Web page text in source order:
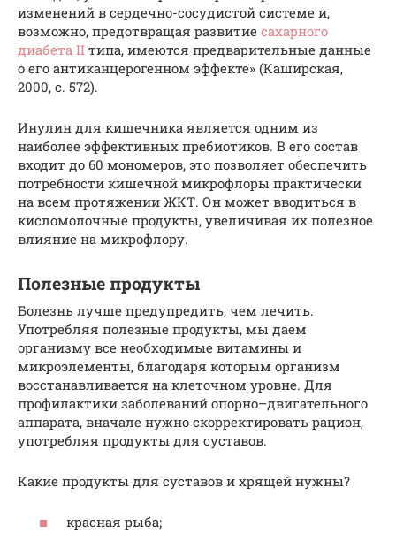
изменений в сердечно-сосудистой системе и,
возможно, предотвращая развитие сахарного
диабета II типа, имеются предварительные данные
о его антиканцерогенном эффекте» (Каширская,
2000, с. 572).
Инулин для кишечника является одним из
наиболее эффективных пребиотиков. В его состав
входит до 60 мономеров, это позволяет обеспечить
потребности кишечной микрофлоры практически
на всем протяжении ЖКТ. Он может вводиться в
кисломолочные продукты, увеличивая их полезное
влияние на микрофлору.
Полезные продукты
Болезнь лучше предупредить, чем лечить.
Употребляя полезные продукты, мы даем
организму все необходимые витамины и
микроэлементы, благодаря которым организм
восстанавливается на клеточном уровне. Для
профилактики заболеваний опорно–двигательного
аппарата, вначале нужно скорректировать рацион,
употребляя продукты для суставов.
Какие продукты для суставов и хрящей нужны?
красная рыба;